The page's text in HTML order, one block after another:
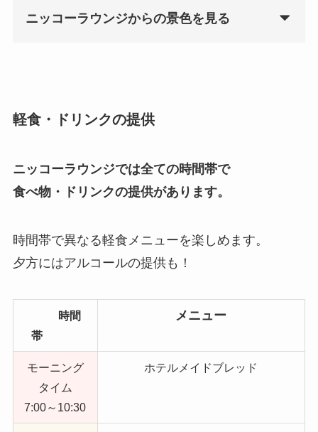
ニッコーラウンジからの景色を見る
軽食・ドリンクの提供
ニッコーラウンジでは全ての時間帯で
食べ物・ドリンクの提供があります。
時間帯で異なる軽食メニューを楽しめます。
夕方にはアルコールの提供も！
時間
帯
メニュー
モーニング
タイム
7:00～10:30
ホテルメイドブレッド